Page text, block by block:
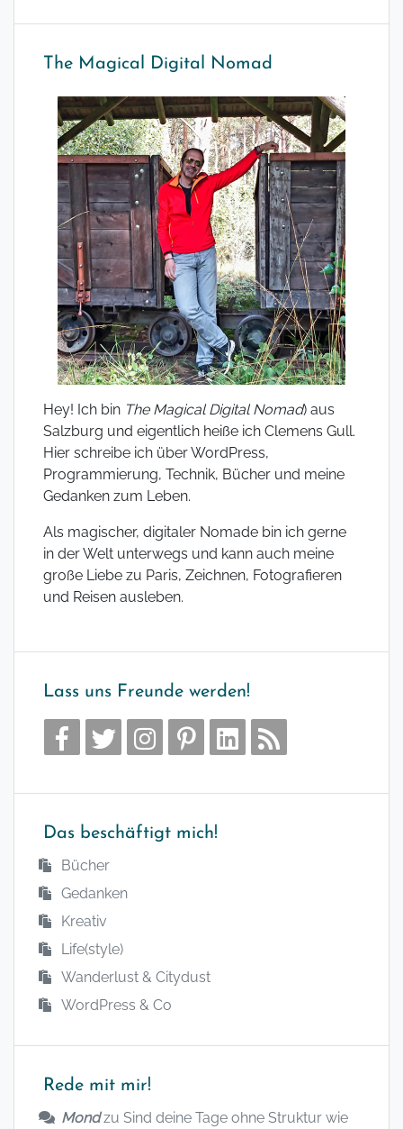
The Magical Digital Nomad
Hey! Ich bin The Magical Digital Nomad) aus
Salzburg und eigentlich heiße ich Clemens Gull.
Hier schreibe ich über WordPress,
Programmierung, Technik, Bücher und meine
Gedanken zum Leben.
Als magischer, digitaler Nomade bin ich gerne
in der Welt unterwegs und kann auch meine
große Liebe zu Paris, Zeichnen, Fotografieren
und Reisen ausleben.
Lass uns Freunde werden!
Das beschäftigt mich!
Bücher
Gedanken
Kreativ
Life(style)
Wanderlust & Citydust
WordPress & Co
Rede mit mir!
Mondzu Sind deine Tage ohne Struktur wie